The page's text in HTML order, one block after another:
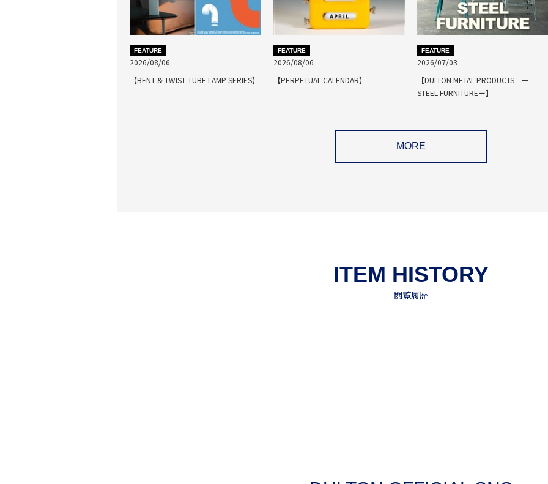
FEATURE
2026/08/06
【BENT & TWIST TUBE LAMP SERIES】
FEATURE
2026/08/06
【PERPETUAL CALENDAR】
FEATURE
2026/07/03
【DULTON METAL PRODUCTS ー
STEEL FURNITUREー】
MORE